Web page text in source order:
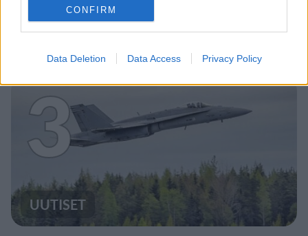
CONFIRM
Data Deletion Data Access Privacy Policy
Kela voi leikata tukia
ulkomaanmatkan vuoksi
3
UUTISET